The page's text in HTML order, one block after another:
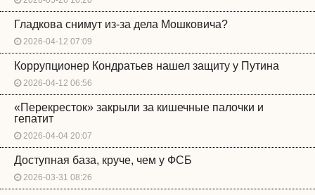
Гладкова снимут из-за дела Мошковича?
2026-04-12 07:09
Коррупционер Кондратьев нашел защиту у Путина
2026-04-12 06:56
«Перекресток» закрыли за кишечные палочки и
гепатит
2026-04-04 20:07
Доступная база, круче, чем у ФСБ
2026-03-31 08:26